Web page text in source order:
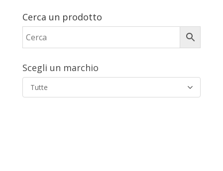
Cerca un prodotto
Scegli un marchio
Tutte